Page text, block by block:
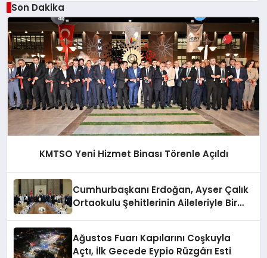
Son Dakika
KMTSO Yeni Hizmet Binası Törenle Açıldı
Cumhurbaşkanı Erdoğan, Ayser Çalık
Ortaokulu Şehitlerinin Aileleriyle Bir
Ağustos Fuarı Kapılarını Coşkuyla
Açtı, İlk Gecede Eypio Rüzgârı Esti